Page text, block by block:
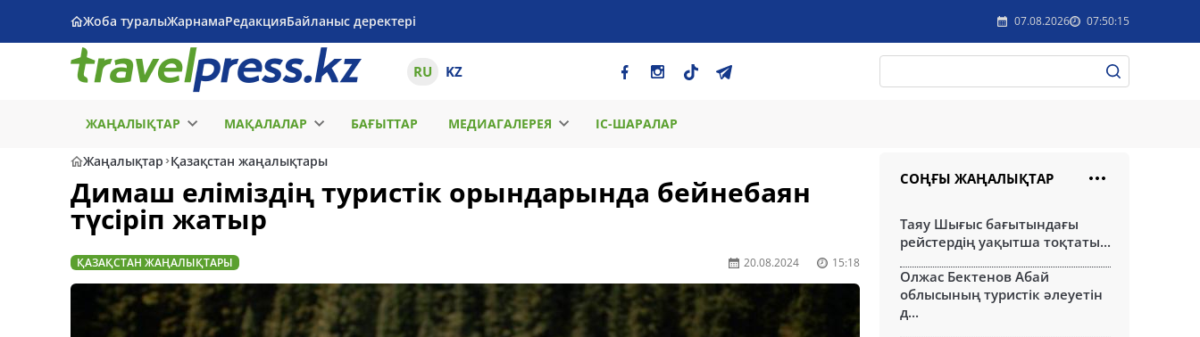
Жоба туралыЖарнамаРедакцияБайланыс деректері 07.08.2026 07:50:15
RU KZ
ЖАҢАЛЫҚТАР МАҚАЛАЛАР БАҒЫТТАР МЕДИАГАЛЕРЕЯ ІС-ШАРАЛАР
Жаңалықтар Қазақстан жаңалықтары
Димаш еліміздің туристік орындарында бейнебаян
түсіріп жатыр
ҚАЗАҚСТАН ЖАҢАЛЫҚТАРЫ 20.08.2024 15:18
СОҢҒЫ ЖАҢАЛЫҚТАР
Таяу Шығыс бағытындағы
рейстердің уақытша тоқтаты...
Олжас Бектенов Абай
облысының туристік әлеуетін
д...